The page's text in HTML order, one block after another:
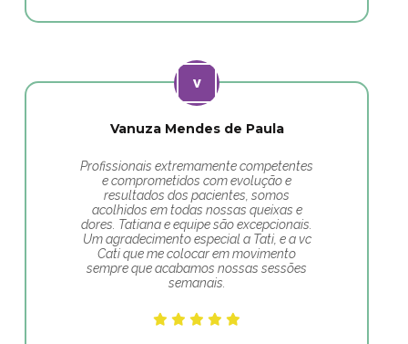
Vanuza Mendes de Paula
Profissionais extremamente competentes
e comprometidos com evolução e
resultados dos pacientes, somos
acolhidos em todas nossas queixas e
dores. Tatiana e equipe são excepcionais.
Um agradecimento especial a Tati, e a vc
Cati que me colocar em movimento
sempre que acabamos nossas sessões
semanais.